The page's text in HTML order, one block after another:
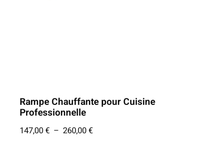
Rampe Chauffante pour Cuisine
Professionnelle
147,00€ – 260,00€P